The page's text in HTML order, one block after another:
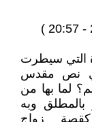
التي سيطرت
نص مقدس
لما بها من
وبه
كقصة زواج